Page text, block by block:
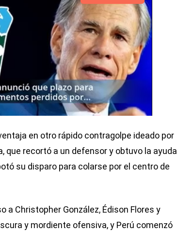
en otro rápido contragolpe ideado por
que recortó a un defensor y obtuvo la ayuda
su disparo para colarse por el centro de
a Christopher González, Édison Flores y
y mordiente ofensiva, y Perú comenzó